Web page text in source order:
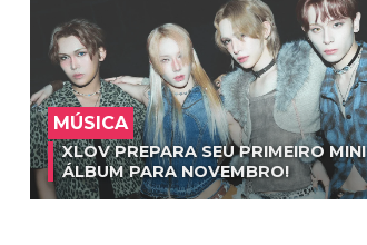
MÚSICA
XLOV PREPARA SEU PRIMEIRO MINI
ÁLBUM PARA NOVEMBRO!